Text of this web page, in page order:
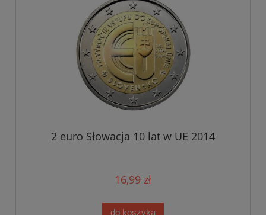
2 euro Słowacja 10 lat w UE 2014
16,99 zł
do koszyka